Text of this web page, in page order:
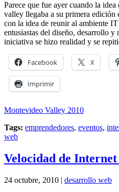
Parece que fue ayer cuando la
valley llegaba a su primera
con la idea de reunir al ambiente
entusiastas del diseño, desarrollo y
iniciativa se hizo realidad y se
Facebook X
Imprimir
Montevideo Valley 2010
Tags: emprendedores, eventos,
web
Velocidad de
24 octubre, 2010 | desarrollo web